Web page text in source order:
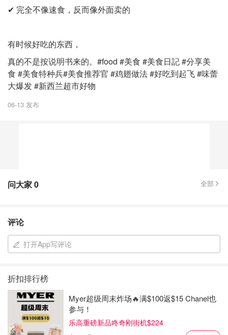
✔ 完全不像速食，反而像外面卖的
有时候好吃的东西，
真的不是按说明书来的。#food #美食 #美食日記 #分享美
食 #美食特种兵#美食推荐官 #鸡翅做法 #好吃到起飞 #味蕾
大爆发 #新西兰超市好物
06-13 发布
问大家0 全部
评论
打开App写评论
折扣排行榜
Myer超级周末炸场🔥满$100返$15 Chanel也
参与！
乐高重磅新品咚奇刚街机$224